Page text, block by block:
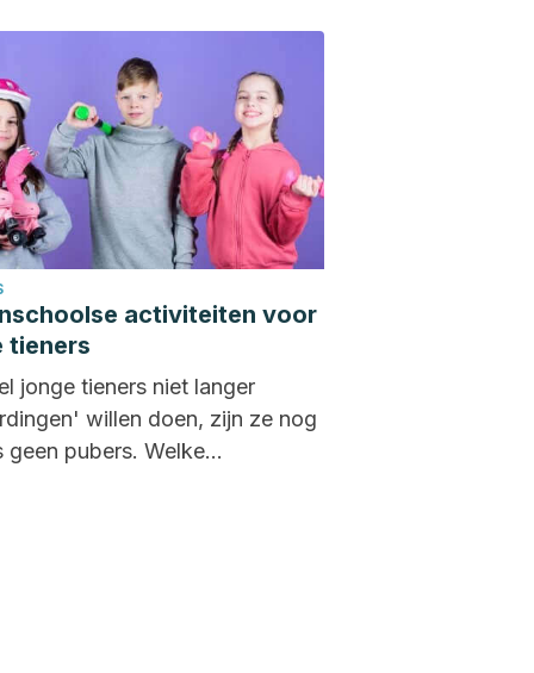
activiteiten voor
tieners
jonge tieners niet langer
willen doen, zijn ze nog
geen pubers. Welke